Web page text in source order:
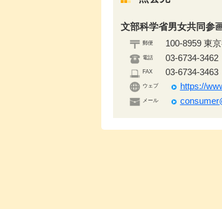
文部科学省男女共同参
郵便 100-8959 東
電話 03-6734-3462
FAX 03-6734-3463
ウェブ https://
メール